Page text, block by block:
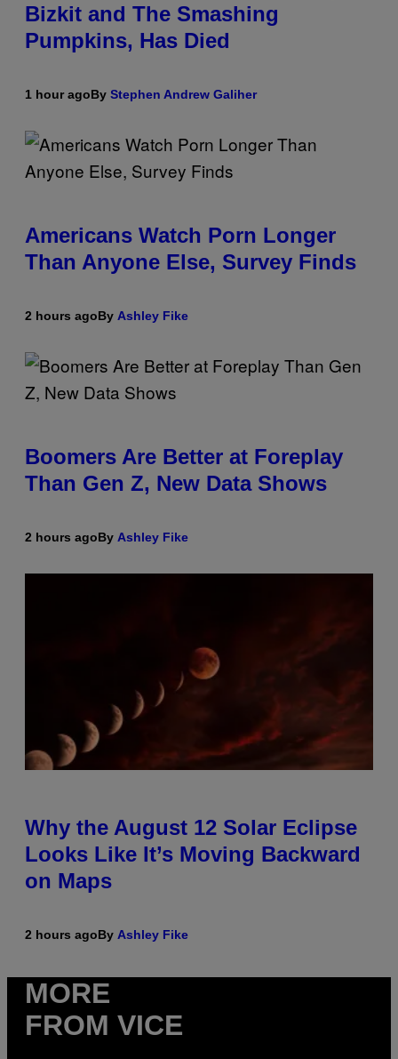
Bizkit and The Smashing
Pumpkins, Has Died
1 hour agoBy Stephen Andrew Galiher
Americans Watch Porn Longer
Than Anyone Else, Survey Finds
2 hours agoBy Ashley Fike
Boomers Are Better at Foreplay
Than Gen Z, New Data Shows
2 hours agoBy Ashley Fike
Why the August 12 Solar Eclipse
Looks Like It’s Moving Backward
on Maps
2 hours agoBy Ashley Fike
MORE
FROM VICE